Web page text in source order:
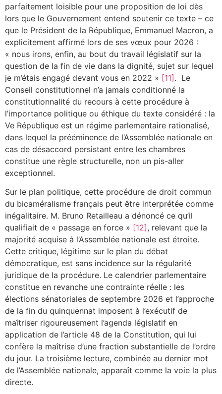
parfaitement loisible pour une proposition de loi dès
lors que le Gouvernement entend soutenir ce texte – ce
que le Président de la République, Emmanuel Macron, a
explicitement affirmé lors de ses vœux pour 2026 :
« nous irons, enfin, au bout du travail législatif sur la
question de la fin de vie dans la dignité, sujet sur lequel
je m’étais engagé devant vous en 2022 » [11]. Le
Conseil constitutionnel n’a jamais conditionné la
constitutionnalité du recours à cette procédure à
l’importance politique ou éthique du texte considéré : la
Ve République est un régime parlementaire rationalisé,
dans lequel la prééminence de l’Assemblée nationale en
cas de désaccord persistant entre les chambres
constitue une règle structurelle, non un pis-aller
exceptionnel.
Sur le plan politique, cette procédure de droit commun
du bicaméralisme français peut être interprétée comme
inégalitaire. M. Bruno Retailleau a dénoncé ce qu’il
qualifiait de « passage en force » [12] , relevant que la
majorité acquise à l’Assemblée nationale est étroite.
Cette critique, légitime sur le plan du débat
démocratique, est sans incidence sur la régularité
juridique de la procédure. Le calendrier parlementaire
constitue en revanche une contrainte réelle : les
élections sénatoriales de septembre 2026 et l’approche
de la fin du quinquennat imposent à l’exécutif de
maîtriser rigoureusement l’agenda législatif en
application de l’article 48 de la Constitution, qui lui
confère la maîtrise d’une fraction substantielle de l’ordre
du jour. La troisième lecture, combinée au dernier mot
de l’Assemblée nationale, apparaît comme la voie la plus
directe.